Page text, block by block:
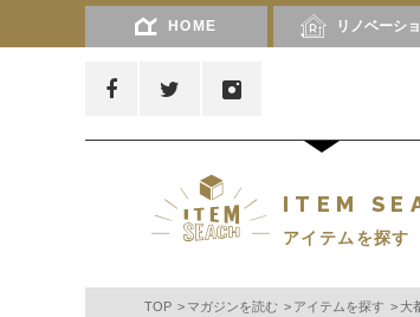
HOME リノベーシ
ITEM
アイテムを探す
TOP マガジンを読む アイテムを探す 大